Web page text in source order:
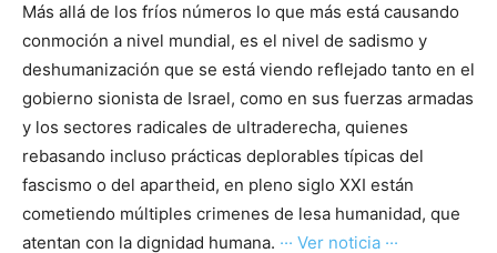
Más allá de los fríos números lo que más está causando
conmoción a nivel mundial, es el nivel de sadismo y
deshumanización que se está viendo reflejado tanto en el
gobierno sionista de Israel, como en sus fuerzas armadas
y los sectores radicales de ultraderecha, quienes
rebasando incluso prácticas deplorables típicas del
fascismo o del apartheid, en pleno siglo XXI están
cometiendo múltiples crimenes de lesa humanidad, que
atentan con la dignidad humana. ··· Ver noticia ···